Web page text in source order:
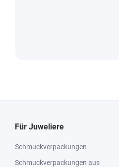
Für Juweliere
Schmuckverpackungen
Schmuckverpackungen aus